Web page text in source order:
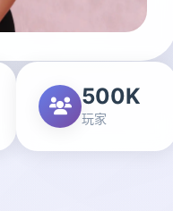
500K
玩家